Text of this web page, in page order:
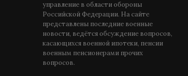
управление в области обороны
Российской Федерации. На сайте
представлены последние военные
новости, ведётся обсуждение вопросов,
касающихся военной ипотеки, пенсии
военным пенсионерами прочих
вопросов.